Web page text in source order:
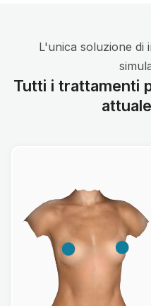
L'unica soluzione di
Tutti i trattamenti